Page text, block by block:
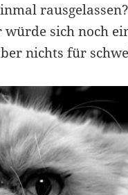
sich noch
nichts für